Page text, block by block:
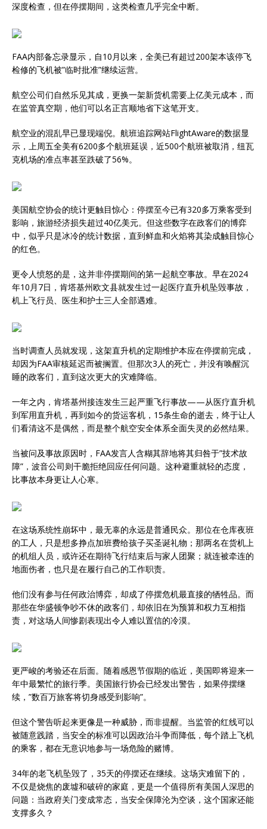
深度检查，但在停摆期间，这类检查几乎完全中断。
FAA内部备忘录显示，自10月以来，全美已有超过200架本该停飞
检修的飞机被”临时批准”继续运营。
航空公司们自然乐见其成，更换一架新货机需要上亿美元成本，而
在监管真空期，他们可以名正言顺地省下这笔开支。
航空业的混乱早已显现端倪。航班追踪网站FlightAware的数据显
示，上周五全美有6200多个航班延误，近500个航班被取消，纽瓦
克机场的准点率甚至跌破了56%。
美国航空协会的统计更触目惊心：停摆至今已有320多万乘客受到
影响，旅游经济损失超过40亿美元。但这些数字在政客们的博弈
中，似乎只是冰冷的统计数据，直到鲜血和火焰将其染成触目惊心
的红色。
更令人愤怒的是，这并非停摆期间的第一起航空事故。早在2024
年10月7日，肯塔基州欧文县就发生过一起医疗直升机坠毁事故，
机上飞行员、医生和护士三人全部遇难。
当时调查人员就发现，这架直升机的定期维护本应在停摆前完成，
却因为FAA审核延迟而被搁置。但那次3人的死亡，并没有唤醒沉
睡的政客们，直到这次更大的灾难降临。
一年之内，肯塔基州接连发生三起严重飞行事故——从医疗直升机
到军用直升机，再到如今的货运客机，15条生命的逝去，终于让人
们看清这不是偶然，而是整个航空安全体系全面失灵的必然结果。
当被问及事故原因时，FAA发言人含糊其辞地将其归咎于”技术故
障”，波音公司则干脆拒绝回应任何问题。这种避重就轻的态度，
比事故本身更让人心寒。
在这场系统性崩坏中，最无辜的永远是普通民众。那位在仓库夜班
的工人，只是想多挣点加班费给孩子买圣诞礼物；那两名在货机上
的机组人员，或许还在期待飞行结束后与家人团聚；就连被牵连的
地面伤者，也只是在履行自己的工作职责。
他们没有参与任何政治博弈，却成了停摆危机最直接的牺牲品。而
那些在华盛顿争吵不休的政客们，却依旧在为预算和权力互相指
责，对这场人间惨剧表现出令人难以置信的冷漠。
更严峻的考验还在后面。随着感恩节假期的临近，美国即将迎来一
年中最繁忙的旅行季。美国旅行协会已经发出警告，如果停摆继
续，”数百万旅客将切身感受到影响”。
但这个警告听起来更像是一种威胁，而非提醒。当监管的红线可以
被随意践踏，当安全的标准可以因政治斗争而降低，每个踏上飞机
的乘客，都在无意识地参与一场危险的赌博。
34年的老飞机坠毁了，35天的停摆还在继续。这场灾难留下的，
不仅是烧焦的废墟和破碎的家庭，更是一个值得所有美国人深思的
问题：当政府关门变成常态，当安全保障沦为空谈，这个国家还能
支撑多久？